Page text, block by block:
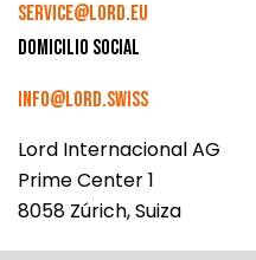
service@lord.eu
Domicilio social
info@lord.swiss
Lord Internacional AG
Prime Center 1
8058 Zúrich, Suiza